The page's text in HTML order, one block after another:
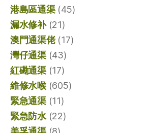
港島區通渠(45)
漏水修补(21)
澳門通渠佬(17)
灣仔通渠(43)
紅磡通渠(17)
維修水喉(605)
緊急通渠(11)
緊急防水(22)